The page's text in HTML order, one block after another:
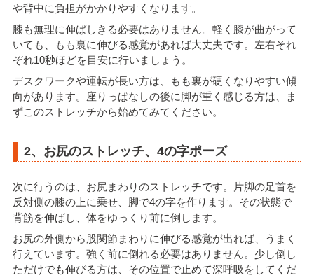
や背中に負担がかかりやすくなります。
膝も無理に伸ばしきる必要はありません。軽く膝が曲がって
いても、もも裏に伸びる感覚があれば大丈夫です。左右それ
ぞれ10秒ほどを目安に行いましょう。
デスクワークや運転が長い方は、もも裏が硬くなりやすい傾
向があります。座りっぱなしの後に脚が重く感じる方は、ま
ずこのストレッチから始めてみてください。
2、お尻のストレッチ、4の字ポーズ
次に行うのは、お尻まわりのストレッチです。片脚の足首を
反対側の膝の上に乗せ、脚で4の字を作ります。その状態で
背筋を伸ばし、体をゆっくり前に倒します。
お尻の外側から股関節まわりに伸びる感覚が出れば、うまく
行えています。強く前に倒れる必要はありません。少し倒し
ただけでも伸びる方は、その位置で止めて深呼吸をしてくだ